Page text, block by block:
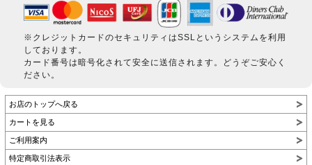
※クレジットカードのセキュリティはSSLというシステムを利用
しております。
カード番号は暗号化されて安全に送信されます。どうぞご安心く
ださい。
お店のトップへ戻る
カートを見る
ご利用案内
特定商取引法表示